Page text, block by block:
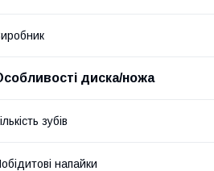
диска/ножа
зубів
напайки